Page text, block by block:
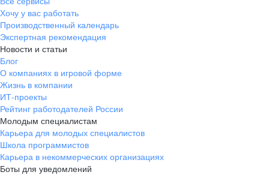
Если документы полностью или частично составлены
на иностранном языке, предоставьте, пожалуйста, заверенный
перевод на русский язык. Также для всех иностранных
поставщиков и подрядчиков нужна справка о резидентстве
с апостилем и перевод — чтобы избежать двойного
налогообложения.
Хочу у вас работать
Производственный календарь
Экспертная рекомендация
Новости и статьи
Блог
О компаниях в игровой форме
Жизнь в компании
ИТ-проекты
Рейтинг работодателей России
Молодым специалистам
Карьера для молодых специалистов
Школа программистов
Карьера в некоммерческих организациях
Боты для уведомлений